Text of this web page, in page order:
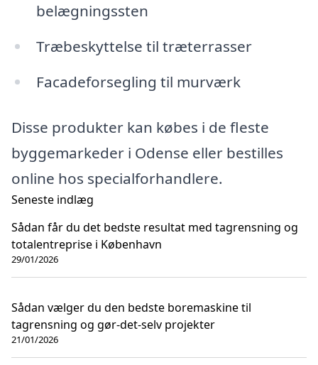
belægningssten
Træbeskyttelse til træterrasser
Facadeforsegling til murværk
Disse produkter kan købes i de fleste
byggemarkeder i Odense eller bestilles
online hos specialforhandlere.
Seneste indlæg
Sådan får du det bedste resultat med tagrensning og
totalentreprise i København
29/01/2026
Sådan vælger du den bedste boremaskine til
tagrensning og gør-det-selv projekter
21/01/2026